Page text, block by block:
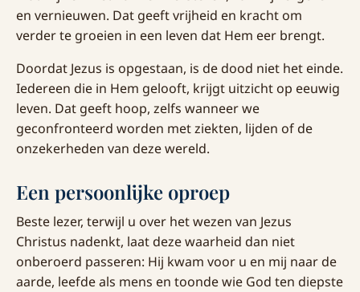
en vernieuwen. Dat geeft vrijheid en kracht om
verder te groeien in een leven dat Hem eer brengt.
Doordat Jezus is opgestaan, is de dood niet het einde.
Iedereen die in Hem gelooft, krijgt uitzicht op eeuwig
leven. Dat geeft hoop, zelfs wanneer we
geconfronteerd worden met ziekten, lijden of de
onzekerheden van deze wereld.
Een persoonlijke oproep
Beste lezer, terwijl u over het wezen van Jezus
Christus nadenkt, laat deze waarheid dan niet
onberoerd passeren: Hij kwam voor u en mij naar de
aarde, leefde als mens en toonde wie God ten diepste